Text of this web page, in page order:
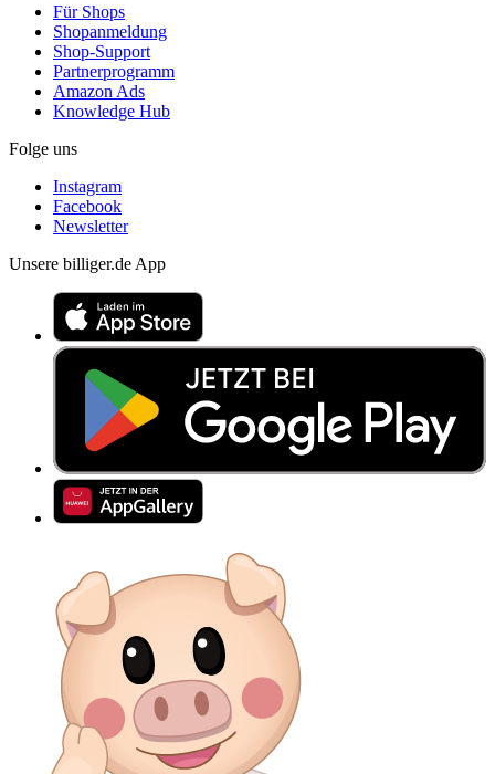
Für Shops
Shopanmeldung
Shop-Support
Partnerprogramm
Amazon Ads
Knowledge Hub
Folge uns
Instagram
Facebook
Newsletter
Unsere billiger.de App